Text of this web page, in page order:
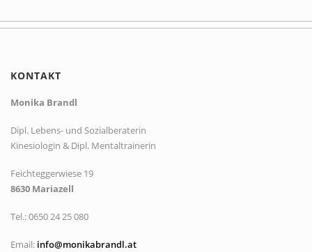
KONTAKT
Monika Brandl
Dipl. Lebens- und Sozialberaterin
Kinesiologin & Dipl. Mentaltrainerin
Feichteggerwiese 19
8630 Mariazell
Tel.: 0650 24 25 080
Email: info@monikabrandl.at